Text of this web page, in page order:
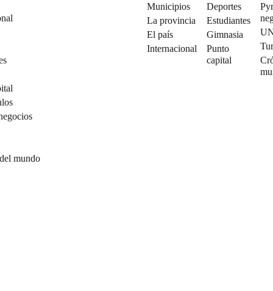
mundo
Municipios
La provincia
El país
Internacional
Deportes
Estudiantes
Gimnasia
Punto
capital